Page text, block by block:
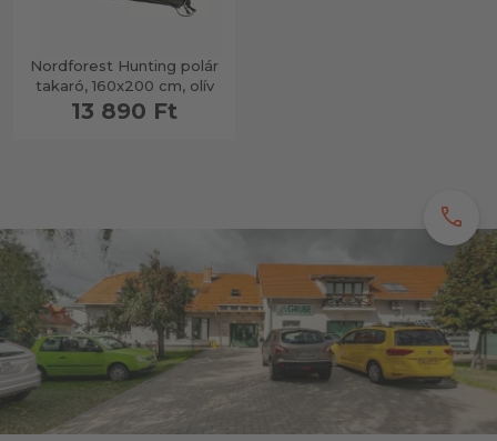
Nordforest Hunting polár
takaró, 160x200 cm, olív
13 890 Ft
call